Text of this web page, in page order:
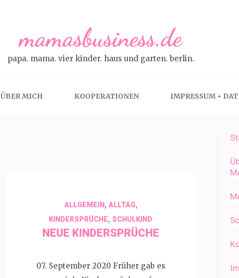
mamasbusiness.de
papa. mama. vier kinder. haus und garten. berlin.
ÜBER MICH KOOPERATIONEN IMPRESSUM +
ALLGEMEIN, ALLTAG,
KINDERSPRÜCHE, SCHULKIND
NEUE KINDERSPRÜCHE
07. September 2020 Früher gab es